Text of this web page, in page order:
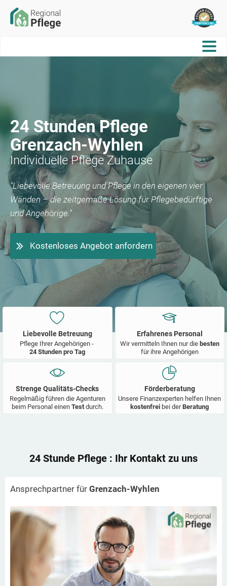
24 Stunden Pflege
Grenzach-Wyhlen
Individuelle Pflege Zuhause
"Liebevolle Betreuung und Pflege in den eigenen vier
Wänden – die zeitgemäße Lösung für Pflegebedürftige
und Angehörige."
Kostenloses Angebot anfordern
Liebevolle Betreuung
Pflege Ihrer Angehörigen -
24 Stunden pro Tag
Erfahrenes Personal
Wir vermitteln Ihnen nur die besten
für ihre Angehörigen
Strenge Qualitäts-Checks
Regelmäßig führen die Agenturen
beim Personal einen Test durch.
Förderberatung
Unsere Finanzexperten helfen Ihnen
kostenfrei bei derBeratung
24 Stunde Pflege : Ihr Kontakt zu uns
Ansprechpartner für Grenzach-Wyhlen